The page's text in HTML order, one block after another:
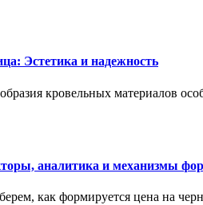
Эстетика и надежность
кровельных материалов
аналитика и механизмы
как формируется цена на